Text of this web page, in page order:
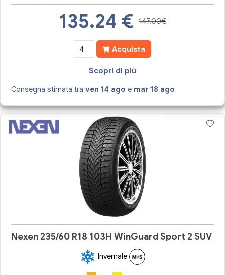
135.24 € 147.00€
Acquista
Scopri di più
Consegna stimata traven 14 ago e mar 18 ago
Nexen 235/60 R18 103H WinGuard Sport 2 SUV
Invernale